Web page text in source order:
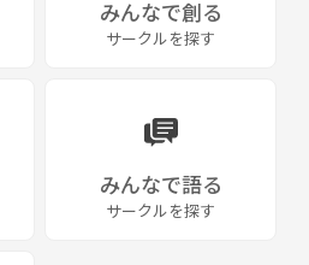
みんなで創る
サークルを探す
みんなで語る
サークルを探す